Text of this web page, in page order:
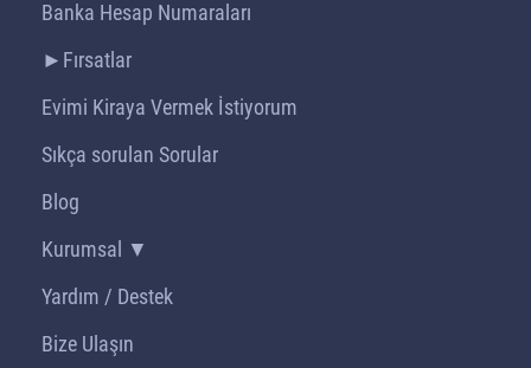
Banka Hesap Numaraları
►Fırsatlar
Evimi Kiraya Vermek İstiyorum
Sıkça sorulan Sorular
Blog
Kurumsal ▼
Yardım / Destek
Bize Ulaşın